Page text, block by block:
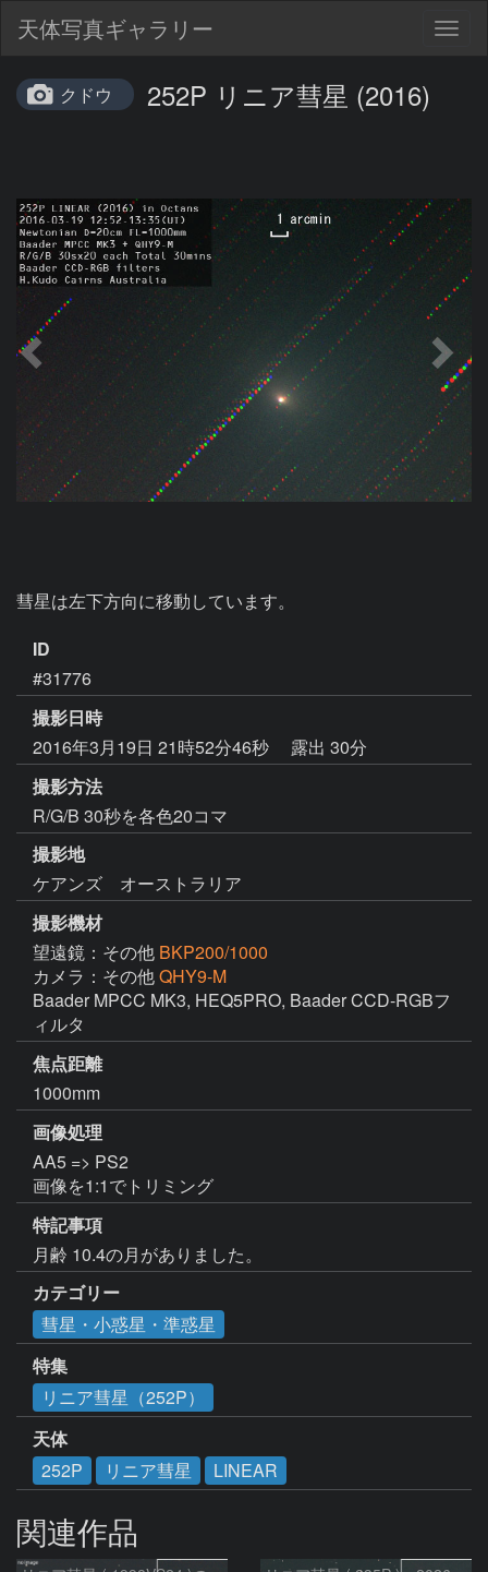
天体写真ギャラリー
クドウ 252P リニア彗星 (2016)
彗星は左下方向に移動しています。
ID
#31776
撮影日時
2016年3月19日 21時52分46秒
露出 30分
撮影方法
R/G/B 30秒を各色20コマ
撮影地
ケアンズ オーストラリア
撮影機材
望遠鏡：その他 BKP200/1000
カメラ：その他QHY9-M
Baader MPCC MK3, HEQ5PRO, Baader CCD-RGBフ
ィルタ
焦点距離
1000mm
画像処理
AA5 => PS2
画像を1:1でトリミング
特記事項
月齢 10.4の月がありました。
カテゴリー
彗星・小惑星・準惑星
特集
リニア彗星（252P）
天体
252P
リニア彗星 LINEAR
関連作品